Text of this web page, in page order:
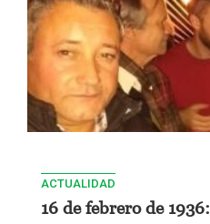
ACTUALIDAD
16 de febrero de 1936: nace FERNANDO